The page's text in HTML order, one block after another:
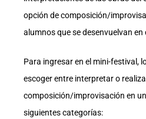
opción de composición/
alumnos que se desenvuelvan
Para ingresar en el mini-festival,
escoger entre interpretar o
composición/improvisación en
siguientes categorías: